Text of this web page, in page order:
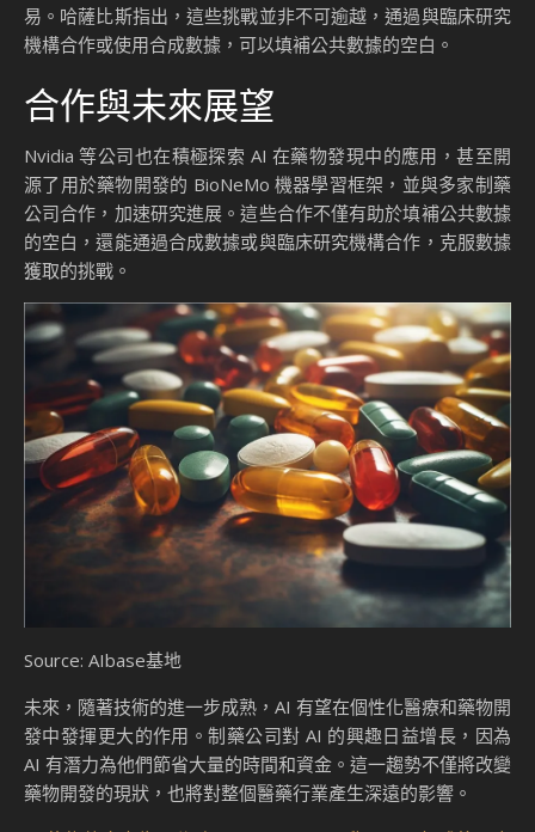
易。哈薩比斯指出，這些挑戰並非不可逾越，通過與臨床研究
機構合作或使用合成數據，可以填補公共數據的空白。
合作與未來展望
Nvidia 等公司也在積極探索 AI 在藥物發現中的應用，甚至開
源了用於藥物開發的 BioNeMo 機器學習框架，並與多家制藥
公司合作，加速研究進展。這些合作不僅有助於填補公共數據
的空白，還能通過合成數據或與臨床研究機構合作，克服數據
獲取的挑戰。
Source: AIbase基地
未來，隨著技術的進一步成熟，AI 有望在個性化醫療和藥物開
發中發揮更大的作用。制藥公司對 AI 的興趣日益增長，因為
AI 有潛力為他們節省大量的時間和資金。這一趨勢不僅將改變
藥物開發的現狀，也將對整個醫藥行業產生深遠的影響。